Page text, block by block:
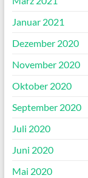
Januar 2021
Dezember 2020
November 2020
Oktober 2020
September 2020
Juli 2020
Juni 2020
Mai 2020